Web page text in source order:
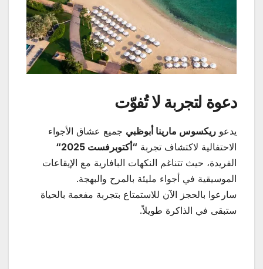
دعوة لتجربة لا تُفوّت
يدعو ريكسوس مارينا أبوظبي جميع عشاق الأجواء
الاحتفالية لاكتشاف تجربة “أكتوبرفست 2025
“
الفريدة، حيث تتناغم النكهات البافارية مع الإيقاعات
الموسيقية في أجواء مليئة بالمرح والبهجة.
سارعوا بالحجز الآن للاستمتاع بتجربة مفعمة بالحياة
ستبقى في الذاكرة طويلاً.